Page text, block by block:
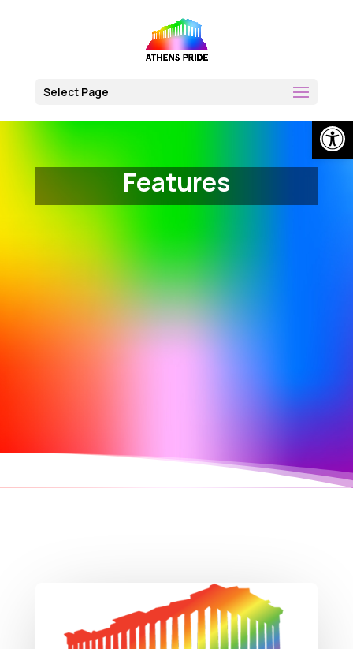
Select Page
Features